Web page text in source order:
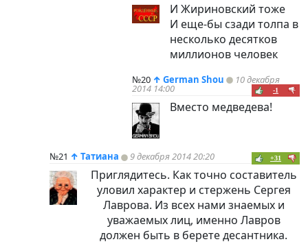
И Жириновский тоже
И еще-бы сзади толпа в
несколько десятков
миллионов человек
№20 ↑ German Shou 10 декабря
2014 14:00 -1
Вместо медведева!
№21 ↑ Татиана 9 декабря 2014 20:20 +31
Приглядитесь. Как точно составитель
уловил характер и стержень Сергея
Лаврова. Из всех нами знаемых и
уважаемых лиц, именно Лавров
должен быть в берете десантника.